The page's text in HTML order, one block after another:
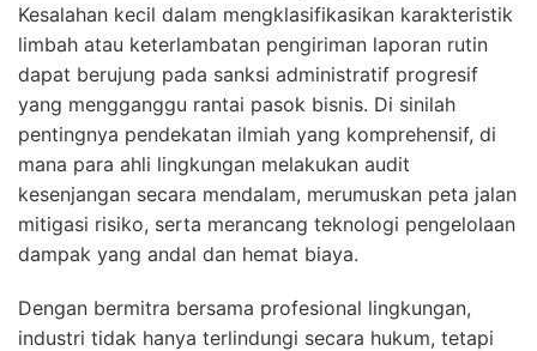
Kesalahan kecil dalam mengklasifikasikan karakteristik
limbah atau keterlambatan pengiriman laporan rutin
dapat berujung pada sanksi administratif progresif
yang mengganggu rantai pasok bisnis. Di sinilah
pentingnya pendekatan ilmiah yang komprehensif, di
mana para ahli lingkungan melakukan audit
kesenjangan secara mendalam, merumuskan peta jalan
mitigasi risiko, serta merancang teknologi pengelolaan
dampak yang andal dan hemat biaya.
Dengan bermitra bersama profesional lingkungan,
industri tidak hanya terlindungi secara hukum, tetapi